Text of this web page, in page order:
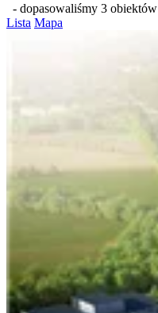
- dopasowaliśmy 3 obiektów
Lista Mapa